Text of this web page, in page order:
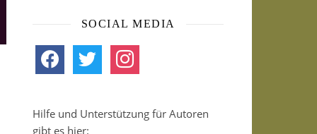
SOCIAL MEDIA
facebook twitter instagram
Hilfe und Unterstützung für Autoren
gibt es hier: